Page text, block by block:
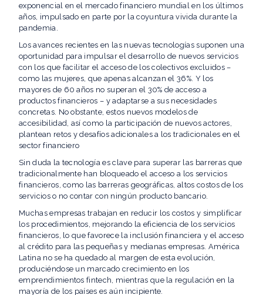
exponencial en el mercado financiero mundial en los últimos
años, impulsado en parte por la coyuntura vivida durante la
pandemia.
Los avances recientes en las nuevas tecnologías suponen una
oportunidad para impulsar el desarrollo de nuevos servicios
con los que facilitar el acceso de los colectivos excluidos –
como las mujeres, que apenas alcanzan el 36%. Y los
mayores de 60 años no superan el 30% de acceso a
productos financieros – y adaptarse a sus necesidades
concretas. No obstante, estos nuevos modelos de
accesibilidad, así como la participación de nuevos actores,
plantean retos y desafíos adicionales a los tradicionales en el
sector financiero
Sin duda la tecnología es clave para superar las barreras que
tradicionalmente han bloqueado el acceso a los servicios
financieros, como las barreras geográficas, altos costos de los
servicios o no contar con ningún producto bancario.
Muchas empresas trabajan en reducir los costos y simplificar
los procedimientos, mejorando la eficiencia de los servicios
financieros, lo que favorece la inclusión financiera y el acceso
al crédito para las pequeñas y medianas empresas. América
Latina no se ha quedado al margen de esta evolución,
produciéndose un marcado crecimiento en los
emprendimientos fintech, mientras que la regulación en la
mayoría de los países es aún incipiente.